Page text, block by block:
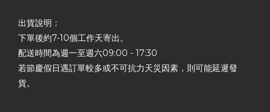
出貨說明：
下單後約7-10個工作天寄出。
配送時間為週一至週六09:00 - 17:30
若節慶假日遇訂單較多或不可抗力天災因素，則可能延遲發
貨。